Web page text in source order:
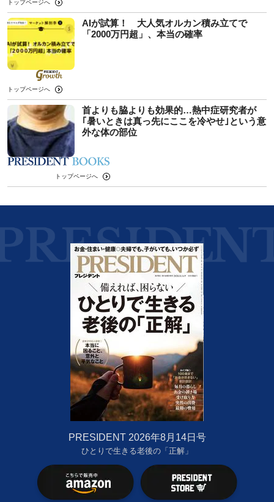
トップページへ
AIが試算！ 大人気オルカン積み立てで
「2000万円超」、本当の確率
トップページへ
首よりも脇よりも効果的…熱中症研究者が
｢暑いときは真っ先にここを冷やせ｣という意
外な体の部位
トップページへ
PRESIDENT 2026年8月14日号
ひとりで生きる老後の「正解」